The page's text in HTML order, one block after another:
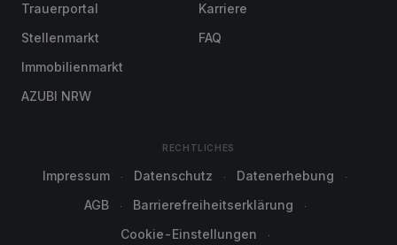
Trauerportal
Stellenmarkt
Immobilienmarkt
AZUBI NRW
Karriere
FAQ
RECHTLICHES
Impressum Datenschutz
Datenerhebung
AGB
Barrierefreiheitserklärung
Cookie-Einstellungen